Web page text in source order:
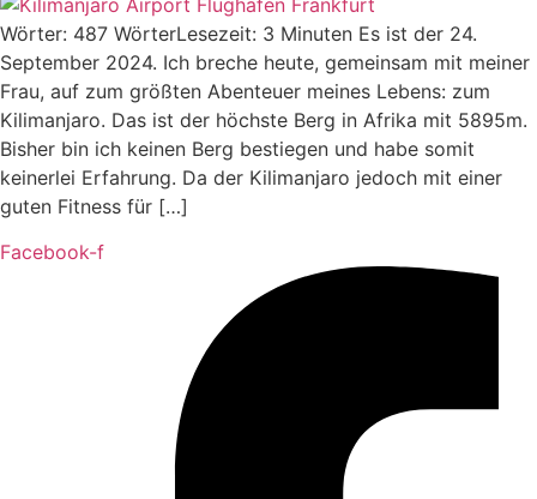
Wörter: 487 WörterLesezeit: 3 Minuten Es ist der 24.
September 2024. Ich breche heute, gemeinsam mit meiner
Frau, auf zum größten Abenteuer meines Lebens: zum
Kilimanjaro. Das ist der höchste Berg in Afrika mit 5895m.
Bisher bin ich keinen Berg bestiegen und habe somit
keinerlei Erfahrung. Da der Kilimanjaro jedoch mit einer
guten Fitness für […]
Facebook-f